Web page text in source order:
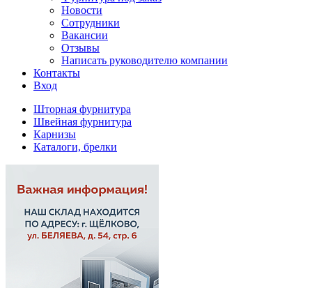
Новости
Сотрудники
Вакансии
Отзывы
Написать руководителю компании
Контакты
Вход
Шторная фурнитура
Швейная фурнитура
Карнизы
Каталоги, брелки